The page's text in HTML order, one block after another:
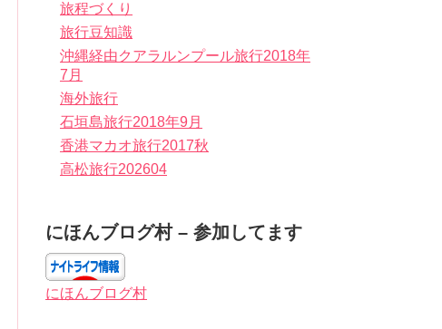
旅程づくり
旅行豆知識
沖縄経由クアラルンプール旅行2018年
7月
海外旅行
石垣島旅行2018年9月
香港マカオ旅行2017秋
高松旅行202604
にほんブログ村 – 参加してます
にほんブログ村